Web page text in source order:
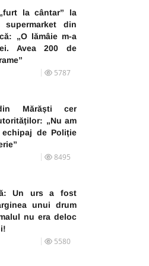
la cântar” la
din
„O lămâie m-a
Avea 200 de
5787
Mărăști cer
„Nu am
de Poliție
8495
Un urs a fost
unui drum
nu era deloc
5580